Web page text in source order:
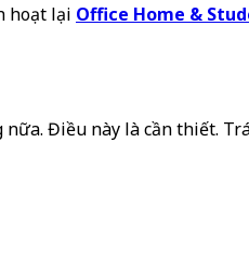
hoạt lại Office Home &
Điều này là cần thiết.